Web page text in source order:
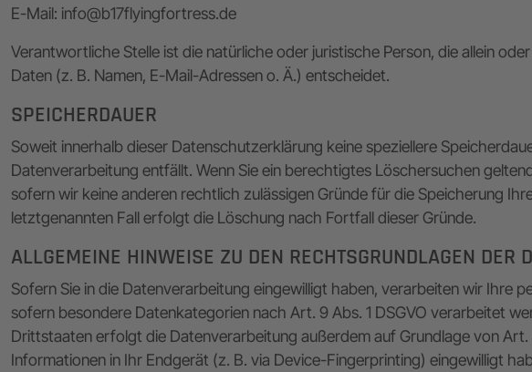
E-Mail: info@b17flyingfortress.de
Verantwortliche Stelle ist die natürliche oder juristische Person, die allein
Daten (z. B. Namen, E-Mail-Adressen o. Ä.) entscheidet.
SPEICHERDAUER
Soweit innerhalb dieser Datenschutzerklärung keine speziellere
Datenverarbeitung entfällt. Wenn Sie ein berechtigtes Löschersuchen
sofern wir keine anderen rechtlich zulässigen Gründe für die Speicherung
letztgenannten Fall erfolgt die Löschung nach Fortfall dieser Gründe.
ALLGEMEINE HINWEISE ZU DEN RECHTSGRUNDLAGEN DER
Sofern Sie in die Datenverarbeitung eingewilligt haben, verarbeiten wir Ihre
sofern besondere Datenkategorien nach Art. 9 Abs. 1 DSGVO verarbeitet
Drittstaaten erfolgt die Datenverarbeitung außerdem auf Grundlage von
Informationen in Ihr Endgerät (z. B. via Device-Fingerprinting) eingewilligt